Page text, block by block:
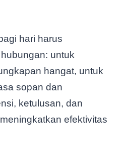
hari harus
untuk
hangat, untuk
sopan dan
ketulusan, dan
efektivitas